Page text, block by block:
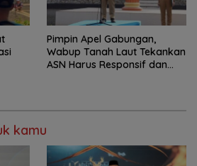
Pimpin Apel Gabungan,
Wabup Tanah Laut Tekankan
ASN Harus Responsif dan
kamu